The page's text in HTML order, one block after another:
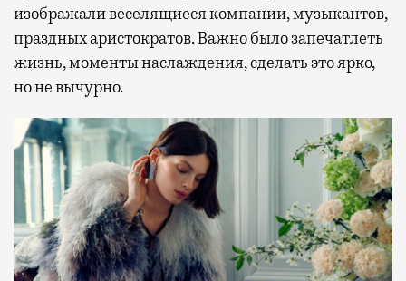
изображали веселящиеся компании, музыкантов,
праздных аристократов. Важно было запечатлеть
жизнь, моменты наслаждения, сделать это ярко,
но не вычурно.